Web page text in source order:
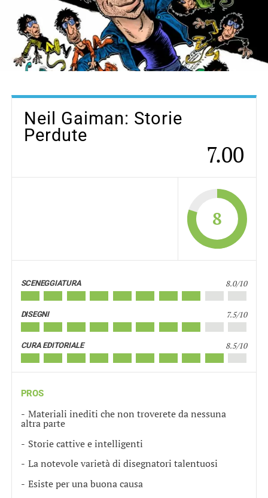
Neil Gaiman: Storie
Perdute
7.00
8
SCENEGGIATURA 8.0/10
DISEGNI 7.5/10
CURA EDITORIALE 8.5/10
PROS
Materiali inediti che non troverete da nessuna
altra parte
Storie cattive e intelligenti
La notevole varietà di disegnatori talentuosi
Esiste per una buona causa